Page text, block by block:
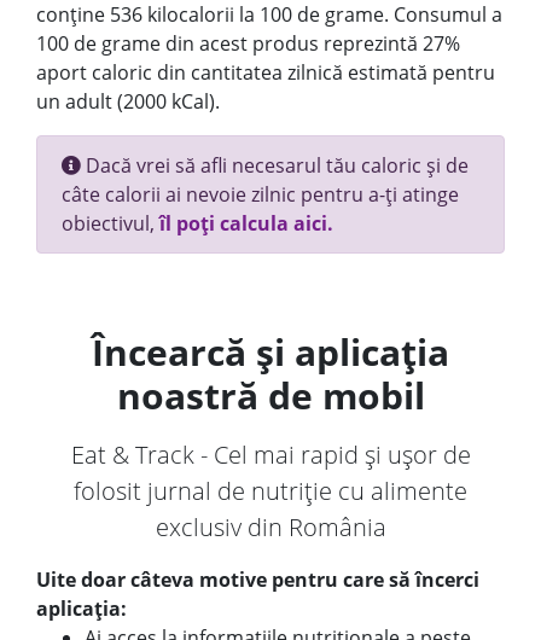
conține 536 kilocalorii la 100 de grame. Consumul a
100 de grame din acest produs reprezintă 27%
aport caloric din cantitatea zilnică estimată pentru
un adult (2000 kCal).
Dacă vrei să afli necesarul tău caloric și de
câte calorii ai nevoie zilnic pentru a-ți atinge
obiectivul,îl poți calcula aici.
Încearcă și aplicația
noastră de mobil
Eat & Track - Cel mai rapid și ușor de
folosit jurnal de nutriție cu alimente
exclusiv din România
Uite doar câteva motive pentru care să încerci
aplicația: